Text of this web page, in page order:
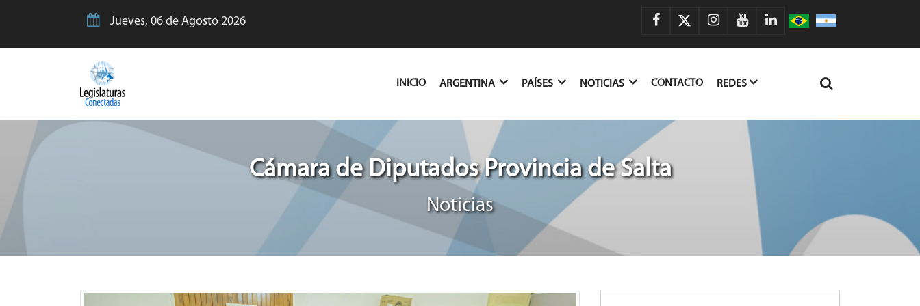
Jueves, 06 de Agosto 2026
INICIO(CURRENT)
ARGENTINA PAÍSES NOTICIAS CONTACTO REDES
Cámara de Diputados Provincia de Salta
Noticias